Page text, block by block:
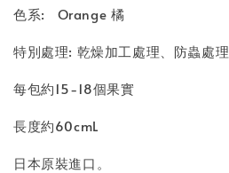
色系: Orange 橘
特別處理: 乾燥加工處理、防蟲處理
每包約15-18個果實
長度約60cmL
日本原裝進口。